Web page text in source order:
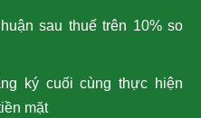
sau thuế trên 10% so
ký cuối cùng thực hiện
mặt